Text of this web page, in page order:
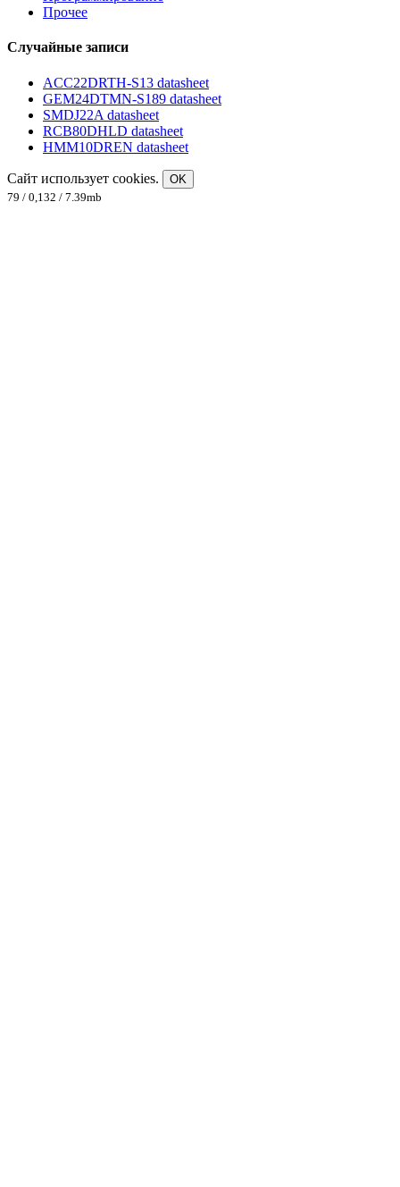
Прочее
Случайные записи
ACC22DRTH-S13 datasheet
GEM24DTMN-S189 datasheet
SMDJ22A datasheet
RCB80DHLD datasheet
HMM10DREN datasheet
Сайт использует cookies.
OK
79 / 0,132 / 7.39mb